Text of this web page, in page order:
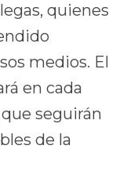
quienes
medios. El
en cada
seguirán
de la